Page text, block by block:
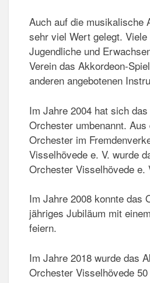
Auch auf die musikalische
sehr viel Wert gelegt. Viele
Jugendliche und
Verein das Akkordeon-
anderen angebotenen
Im Jahre 2004 hat sich
Orchester umbenannt.
Orchester im
Visselhövede e. V. wurde
Orchester Visselhövede e.
Im Jahre 2008 konnte das
jähriges Jubiläum mit
feiern.
Im Jahre 2018 wurde das
Orchester Visselhövede